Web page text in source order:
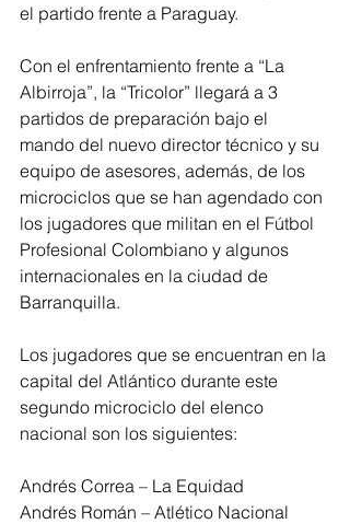
el partido frente a Paraguay.
Con el enfrentamiento frente a “La
Albirroja”, la “Tricolor” llegará a 3
partidos de preparación bajo el
mando del nuevo director técnico y su
equipo de asesores, además, de los
microciclos que se han agendado con
los jugadores que militan en el Fútbol
Profesional Colombiano y algunos
internacionales en la ciudad de
Barranquilla.
Los jugadores que se encuentran en la
capital del Atlántico durante este
segundo microciclo del elenco
nacional son los siguientes:
Andrés Correa – La Equidad
Andrés Román – Atlético Nacional